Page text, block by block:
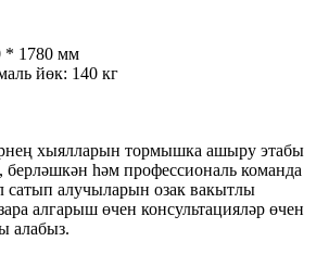
* 1780 мм
йөк: 140 кг
хыялларын тормышка ашыру этабы
берләшкән һәм профессиональ команда
сатып алучыларын озак вакытлы
алгарыш өчен консультацияләр өчен
алабыз.